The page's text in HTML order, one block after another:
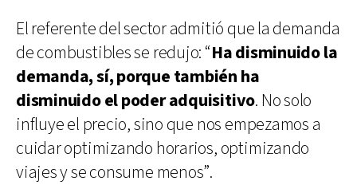
El referente del sector admitió que la demanda
de combustibles se redujo: “Ha disminuido la
demanda, sí, porque también ha
disminuido el poder adquisitivo. No solo
influye el precio, sino que nos empezamos a
cuidar optimizando horarios, optimizando
viajes y se consume menos”.